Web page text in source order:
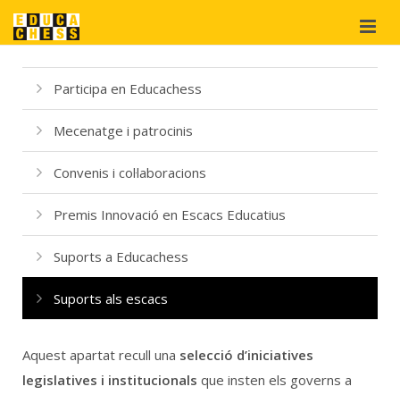
Qui som?
Projectes
didàctics
Suport
i cooperació
Participa en Educachess
Mecenatge i patrocinis
Convenis i col·laboracions
Premis Innovació en Escacs Educatius
Suports a Educachess
Suports als escacs
Aquest apartat recull una selecció d’iniciatives
legislatives i institucionals que insten els governs a